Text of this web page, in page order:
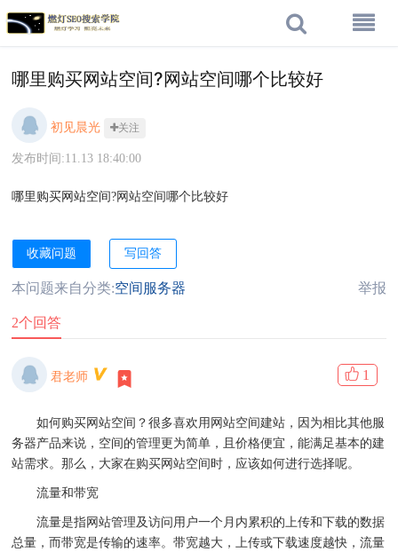
哪里购买网站空间?网站空间哪个比较好
初见晨光 关注
发布时间:11.13 18:40:00
哪里购买网站空间?网站空间哪个比较好
收藏问题 写回答
本问题来自分类:空间服务器 举报
2个回答
君老师 1
如何购买网站空间？很多喜欢用网站空间建站，因为相比其他服
务器产品来说，空间的管理更为简单，且价格便宜，能满足基本的建
站需求。那么，大家在购买网站空间时，应该如何进行选择呢。
流量和带宽
流量是指网站管理及访问用户一个月内累积的上传和下载的数据
总量，而带宽是传输的速率。带宽越大，上传或下载速度越快，流量